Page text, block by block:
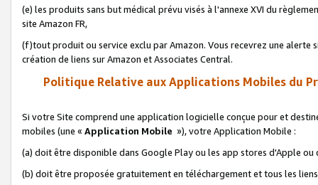
(e) les produits sans but médical prévu visés à l'annexe XVI du
site Amazon FR,
(f)tout produit ou service exclu par Amazon. Vous recevrez une alerte
création de liens sur Amazon et Associates Central.
Politique Relative aux Applications Mobiles du
Si votre Site comprend une application logicielle conçue pour et
mobiles (une « Application Mobile »), votre Application Mobile :
(a) doit être disponible dans Google Play ou les app stores d'Apple ou
(b) doit être proposée gratuitement en téléchargement et tous les